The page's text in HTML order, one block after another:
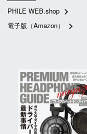
PHILE WEB.shop
電子版（Amazon）